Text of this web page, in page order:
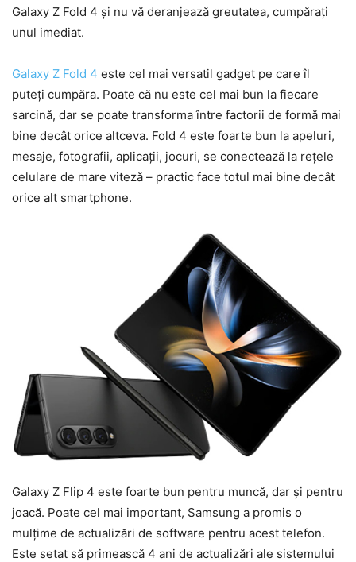
Galaxy Z Fold 4 și nu vă deranjează greutatea, cumpărați
unul imediat.
Galaxy Z Fold 4 este cel mai versatil gadget pe care îl
puteți cumpăra. Poate că nu este cel mai bun la fiecare
sarcină, dar se poate transforma între factorii de formă mai
bine decât orice altceva. Fold 4 este foarte bun la apeluri,
mesaje, fotografii, aplicații, jocuri, se conectează la rețele
celulare de mare viteză – practic face totul mai bine decât
orice alt smartphone.
Galaxy Z Flip 4 este foarte bun pentru muncă, dar și pentru
joacă. Poate cel mai important, Samsung a promis o
mulțime de actualizări de software pentru acest telefon.
Este setat să primească 4 ani de actualizări ale sistemului